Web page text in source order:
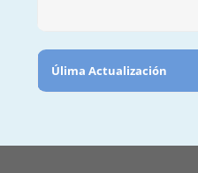
Úlima Actualización